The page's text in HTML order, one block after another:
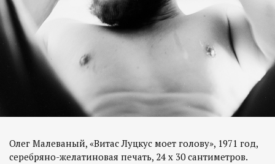
Олег Малеваный, «Витас Луцкус моет голову», 1971 год,
серебряно-желатиновая печать, 24 х 30 сантиметров.